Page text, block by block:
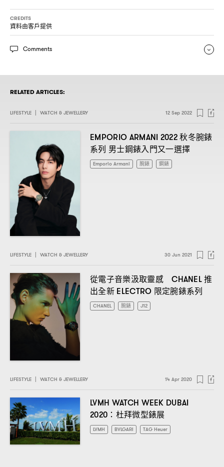
CREDITS
資料由客戶提供
Comments
RELATED ARTICLES:
LIFESTYLE WATCH & JEWELLERY 12 Sep 2022
EMPORIO ARMANI 2022秋冬腕錶
系列 男士鋼錶入門又一選擇
Emporio Armani 腕錶 鋼錶
LIFESTYLE WATCH & JEWELLERY 30 Jun 2021
從電子音樂汲取靈感CHANEL推
出全新ELECTRO 限定腕錶系列
CHANEL 腕錶 J12
LIFESTYLE WATCH & JEWELLERY 14 Apr 2020
LVMH WATCH WEEK DUBAI
2020： 杜拜微型錶展
LVMH BVLGARI TAG Heuer